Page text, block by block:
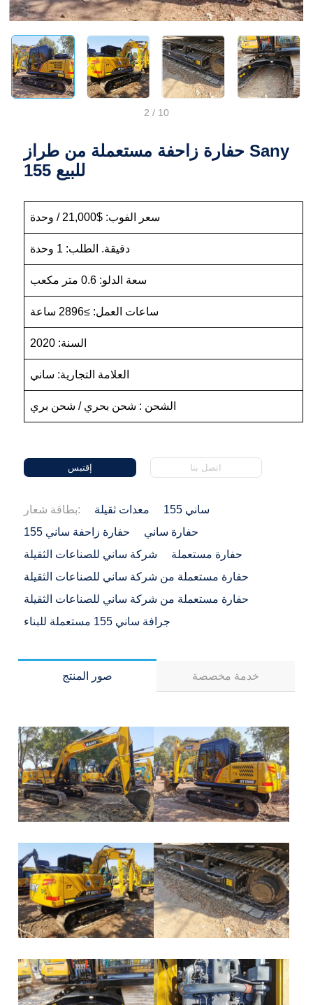
2 / 10
حفارة زاحفة مستعملة من طراز Sany
155 للبيع
إقتبس اتصل بنا
بطاقة شعار: معدات ثقيلة
ساني 155
حفارة زاحفة ساني 155
حفارة ساني
شركة ساني للصناعات الثقيلة
حفارة مستعملة
حفارة مستعملة من شركة ساني للصناعات الثقيلة
حفارة مستعملة من شركة ساني للصناعات الثقيلة
جرافة ساني 155 مستعملة للبناء
صور المنتج خدمة مخصصة